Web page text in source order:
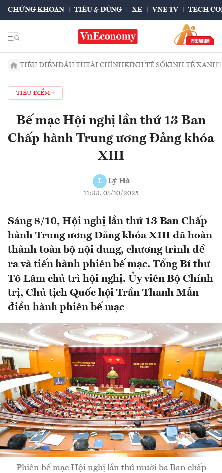
CHỨNG KHOÁN TIÊU & DÙNG XE VNE TV TECH
TIÊU ĐIỂMĐẦU TƯTÀI CHÍNHKINH TẾ SỐKINH TẾ XANH
TIÊU ĐIỂM
Bế mạc Hội nghị lần thứ 13 Ban
Chấp hành Trung ương Đảng khóa
XIII
L Lý Hà
11:33, 08/10/2025
Sáng 8/10, Hội nghị lần thứ 13 Ban Chấp
hành Trung ương Đảng khóa XIII đã hoàn
thành toàn bộ nội dung, chương trình đề
ra và tiến hành phiên bế mạc. Tổng Bí thư
Tô Lâm chủ trì hội nghị. Ủy viên Bộ Chính
trị, Chủ tịch Quốc hội Trần Thanh Mẫn
điều hành phiên bế mạc
Phiên bế mạc Hội nghị lần thứ mười ba Ban chấp